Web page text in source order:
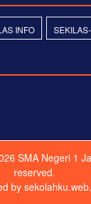
INFO
SMA Negeri 1
reserved.
by